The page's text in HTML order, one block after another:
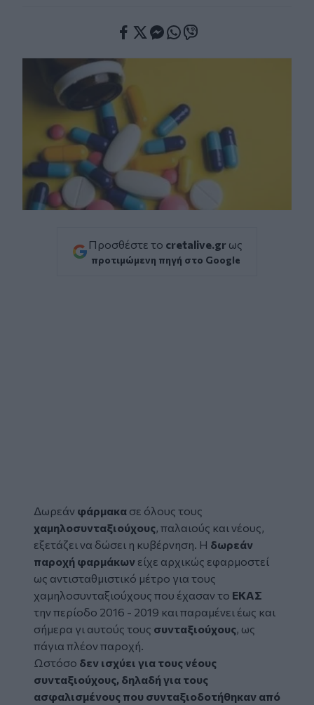
Προσθέστε το cretalive.gr ως
προτιμώμενη πηγή στο Google
Δωρεάν φάρμακα σε όλους τους
χαμηλοσυνταξιούχους, παλαιούς και νέους,
εξετάζει να δώσει η κυβέρνηση. Η δωρεάν
παροχή φαρμάκων είχε αρχικώς εφαρμοστεί
ως αντισταθμιστικό μέτρο για τους
χαμηλοσυνταξιούχους που έχασαν το ΕΚΑΣ
την περίοδο 2016 - 2019 και παραμένει έως και
σήμερα γι αυτούς τους συνταξιούχους, ως
πάγια πλέον παροχή.
Ωστόσο δεν ισχύει για τους νέους
συνταξιούχους, δηλαδή για τους
ασφαλισμένους που συνταξιοδοτήθηκαν από